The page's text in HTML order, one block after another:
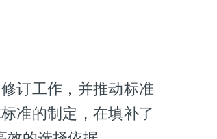
订工作，并推动标准
准的制定，在填补了